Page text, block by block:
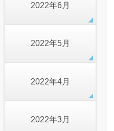
2022年6月
2022年5月
2022年4月
2022年3月